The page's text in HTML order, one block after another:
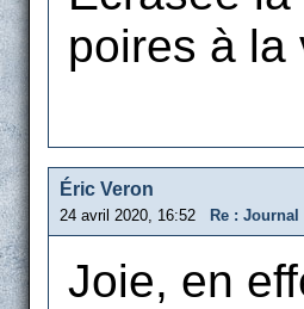
poires à la
Éric Veron
24 avril 2020, 16:52 Re : Journal
Joie, en